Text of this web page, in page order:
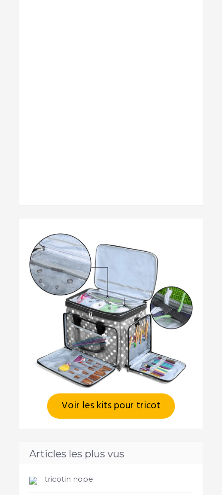
Voir les kits pour tricot
Articles les plus vus
tricotin nope